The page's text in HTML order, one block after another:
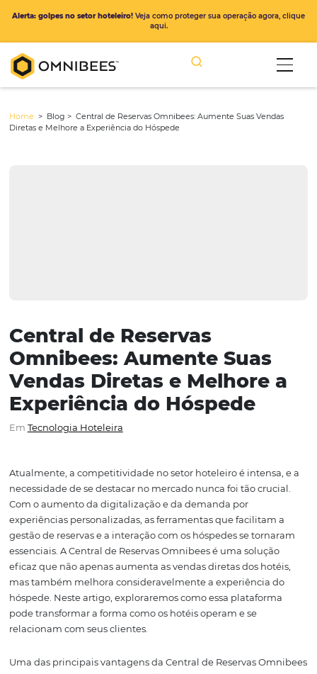
Central de Reservas
Omnibees: Aumente
Experiência do Hóspede
Em Tecnologia Hoteleira
Atualmente, a competitividade no setor hoteleiro é
necessidade de se destacar no mercado nunca foi tão
Com o aumento da digitalização e da demanda por
experiências personalizadas, as ferramentas que
gestão de reservas e a interação com os hóspedes se
eficaz que não apenas aumenta as vendas diretas dos
Alerta: golpes no setor hoteleiro!Veja como proteger sua operação